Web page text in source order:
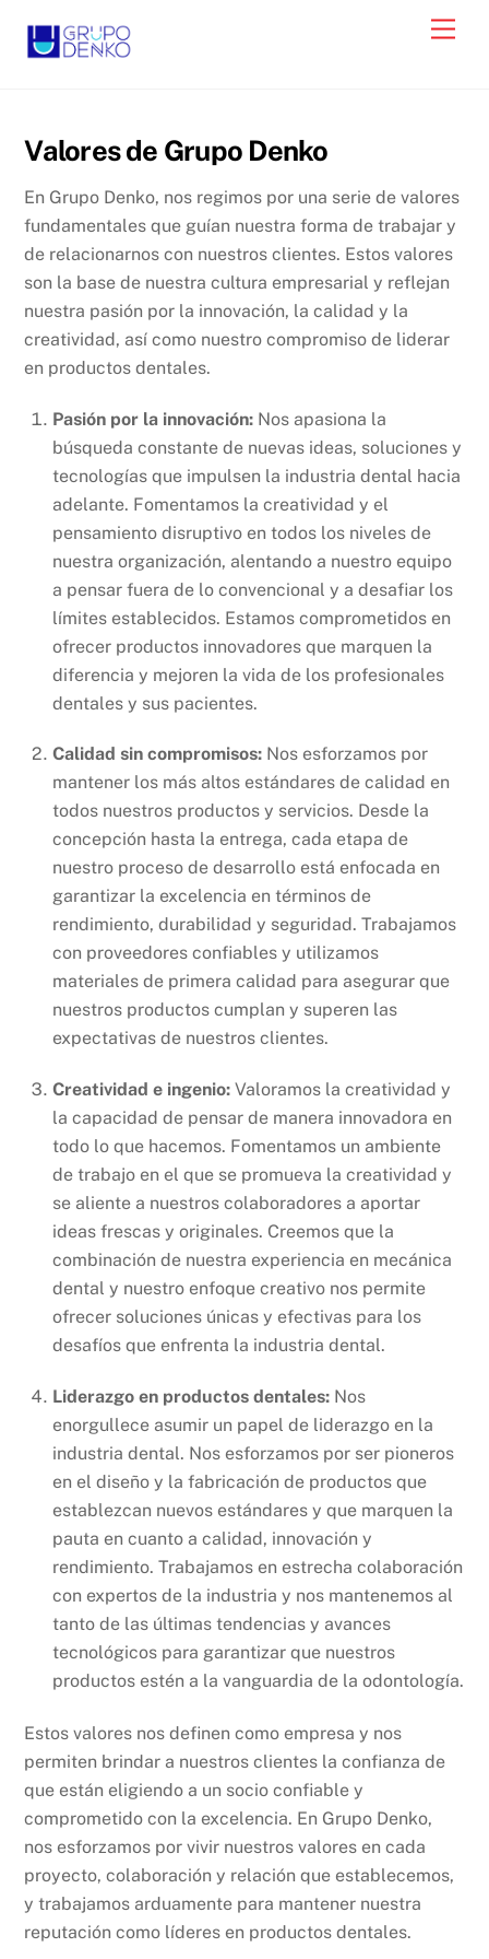
Valores de Grupo Denko
En Grupo Denko, nos regimos por una serie de valores
fundamentales que guían nuestra forma de trabajar y
de relacionarnos con nuestros clientes. Estos valores
son la base de nuestra cultura empresarial y reflejan
nuestra pasión por la innovación, la calidad y la
creatividad, así como nuestro compromiso de liderar
en productos dentales.
Pasión por la innovación: Nos apasiona la
búsqueda constante de nuevas ideas, soluciones y
tecnologías que impulsen la industria dental hacia
adelante. Fomentamos la creatividad y el
pensamiento disruptivo en todos los niveles de
nuestra organización, alentando a nuestro equipo
a pensar fuera de lo convencional y a desafiar los
límites establecidos. Estamos comprometidos en
ofrecer productos innovadores que marquen la
diferencia y mejoren la vida de los profesionales
dentales y sus pacientes.
Calidad sin compromisos: Nos esforzamos por
mantener los más altos estándares de calidad en
todos nuestros productos y servicios. Desde la
concepción hasta la entrega, cada etapa de
nuestro proceso de desarrollo está enfocada en
garantizar la excelencia en términos de
rendimiento, durabilidad y seguridad. Trabajamos
con proveedores confiables y utilizamos
materiales de primera calidad para asegurar que
nuestros productos cumplan y superen las
expectativas de nuestros clientes.
Creatividad e ingenio: Valoramos la creatividad y
la capacidad de pensar de manera innovadora en
todo lo que hacemos. Fomentamos un ambiente
de trabajo en el que se promueva la creatividad y
se aliente a nuestros colaboradores a aportar
ideas frescas y originales. Creemos que la
combinación de nuestra experiencia en mecánica
dental y nuestro enfoque creativo nos permite
ofrecer soluciones únicas y efectivas para los
desafíos que enfrenta la industria dental.
Liderazgo en productos dentales: Nos
enorgullece asumir un papel de liderazgo en la
industria dental. Nos esforzamos por ser pioneros
en el diseño y la fabricación de productos que
establezcan nuevos estándares y que marquen la
pauta en cuanto a calidad, innovación y
rendimiento. Trabajamos en estrecha colaboración
con expertos de la industria y nos mantenemos al
tanto de las últimas tendencias y avances
tecnológicos para garantizar que nuestros
productos estén a la vanguardia de la odontología.
Estos valores nos definen como empresa y nos
permiten brindar a nuestros clientes la confianza de
que están eligiendo a un socio confiable y
comprometido con la excelencia. En Grupo Denko,
nos esforzamos por vivir nuestros valores en cada
proyecto, colaboración y relación que establecemos,
y trabajamos arduamente para mantener nuestra
reputación como líderes en productos dentales.